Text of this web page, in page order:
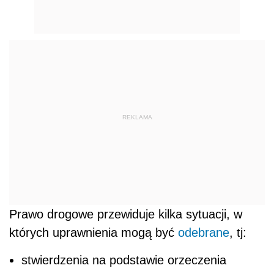
REKLAMA
Prawo drogowe przewiduje kilka sytuacji, w
których uprawnienia mogą być odebrane, tj:
stwierdzenia na podstawie orzeczenia